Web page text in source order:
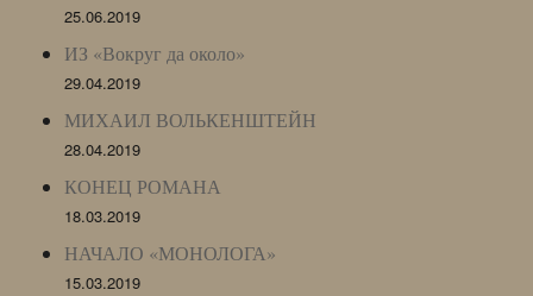
25.06.2019
ИЗ «Вокруг да около»
29.04.2019
МИХАИЛ ВОЛЬКЕНШТЕЙН
28.04.2019
КОНЕЦ РОМАНА
18.03.2019
НАЧАЛО «МОНОЛОГА»
15.03.2019